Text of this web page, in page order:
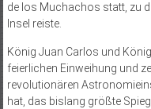
de los Muchachos statt, zu
Insel reiste.
König Juan Carlos und
feierlichen Einweihung und
revolutionären
hat, das bislang größte